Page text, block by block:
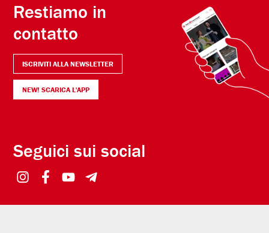
Restiamo in
contatto
ISCRIVITI ALLA NEWSLETTER
NEW! SCARICA L'APP
Seguici sui social